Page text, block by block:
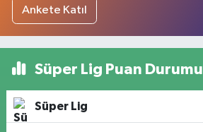
Ankete Katıl
Süper Lig Puan Durumu
Süper Lig